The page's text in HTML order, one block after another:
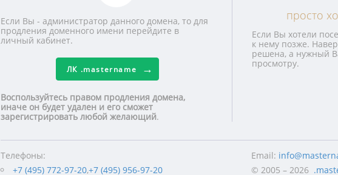
Если Вы - администратор данного домена, то для
продления доменного имени перейдите в
личный кабинет.
ЛК .mastername
Воспользуйтесь правом продления домена,
иначе он будет удален и его сможет
зарегистрировать любой желающий.
просто
Если Вы хотели
к нему позже.
решена, а нужный
просмотру.
Телефоны:
+7 (495) 772-97-20,+7 (495) 956-97-20
Email:
© 2005 – 2026